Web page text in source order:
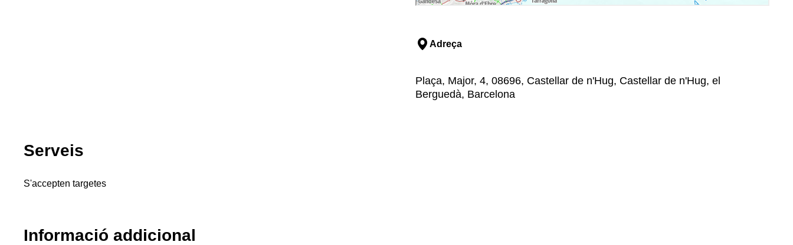
Adreça
Plaça, Major, 4, 08696, Castellar de n'Hug, Castellar de n'Hug, el
Berguedà, Barcelona
Serveis
S'accepten targetes
Informació addicional